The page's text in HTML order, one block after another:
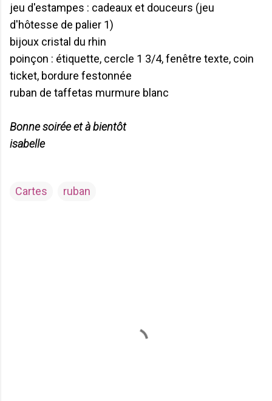
jeu d'estampes : cadeaux et douceurs (jeu
d'hôtesse de palier 1)
bijoux cristal du rhin
poinçon : étiquette, cercle 1 3/4, fenêtre texte, coin
ticket, bordure festonnée
ruban de taffetas murmure blanc
Bonne soirée et à bientôt
isabelle
Cartes ruban